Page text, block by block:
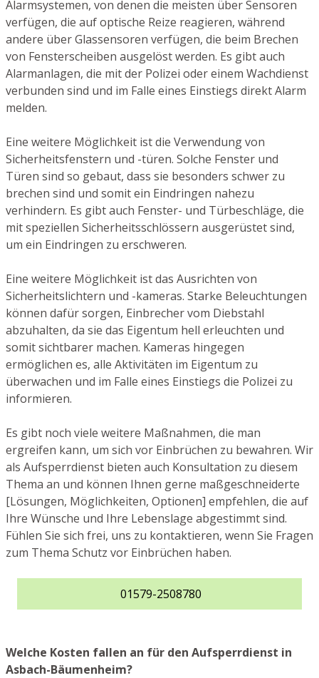
Alarmsystemen, von denen die meisten über Sensoren
verfügen, die auf optische Reize reagieren, während
andere über Glassensoren verfügen, die beim Brechen
von Fensterscheiben ausgelöst werden. Es gibt auch
Alarmanlagen, die mit der Polizei oder einem Wachdienst
verbunden sind und im Falle eines Einstiegs direkt Alarm
melden.
Eine weitere Möglichkeit ist die Verwendung von
Sicherheitsfenstern und -türen. Solche Fenster und
Türen sind so gebaut, dass sie besonders schwer zu
brechen sind und somit ein Eindringen nahezu
verhindern. Es gibt auch Fenster- und Türbeschläge, die
mit speziellen Sicherheitsschlössern ausgerüstet sind,
um ein Eindringen zu erschweren.
Eine weitere Möglichkeit ist das Ausrichten von
Sicherheitslichtern und -kameras. Starke Beleuchtungen
können dafür sorgen, Einbrecher vom Diebstahl
abzuhalten, da sie das Eigentum hell erleuchten und
somit sichtbarer machen. Kameras hingegen
ermöglichen es, alle Aktivitäten im Eigentum zu
überwachen und im Falle eines Einstiegs die Polizei zu
informieren.
Es gibt noch viele weitere Maßnahmen, die man
ergreifen kann, um sich vor Einbrüchen zu bewahren. Wir
als Aufsperrdienst bieten auch Konsultation zu diesem
Thema an und können Ihnen gerne maßgeschneiderte
[Lösungen, Möglichkeiten, Optionen] empfehlen, die auf
Ihre Wünsche und Ihre Lebenslage abgestimmt sind.
Fühlen Sie sich frei, uns zu kontaktieren, wenn Sie Fragen
zum Thema Schutz vor Einbrüchen haben.
01579-2508780
Welche Kosten fallen an für den Aufsperrdienst in
Asbach-Bäumenheim?